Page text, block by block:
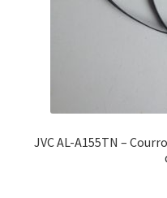
JVC AL-A155TN –